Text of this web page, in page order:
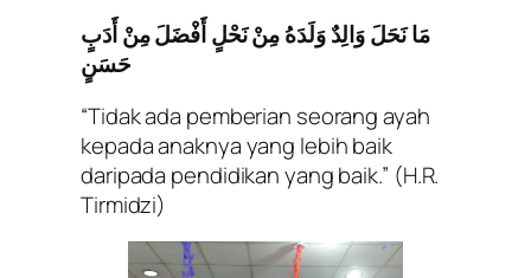
مَا نَحَلَ وَالِدٌ وَلَدَهُ مِنْ نَحْلٍ أَفْضَلَ مِنْ أَدَبٍ
حَسَنٍ
“Tidak ada pemberian seorang ayah
kepada anaknya yang lebih baik
daripada pendidikan yang baik.” (H.R.
Tirmidzi)